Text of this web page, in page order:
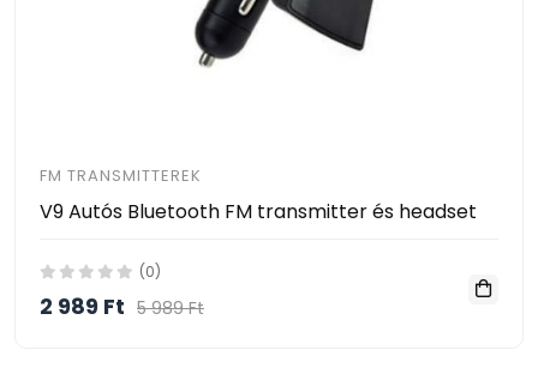
FM TRANSMITTEREK
V9 Autós Bluetooth FM transmitter és headset
(0)
2 989 Ft 5 989 Ft